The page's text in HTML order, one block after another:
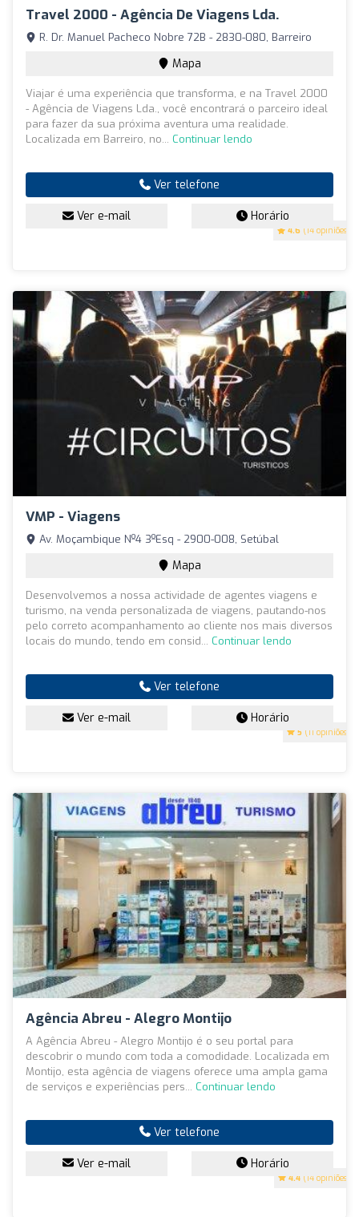
Travel 2000 - Agência De Viagens Lda.
4.6 (14 opiniões)
R. Dr. Manuel Pacheco Nobre 72B - 2830-080, Barreiro
Mapa
Viajar é uma experiência que transforma, e na Travel 2000
- Agência de Viagens Lda., você encontrará o parceiro ideal
para fazer da sua próxima aventura uma realidade.
Localizada em Barreiro, no... Continuar lendo
Ver telefone
Ver e-mail Horário
VMP - Viagens
5 (11 opiniões)
Av. Moçambique Nº4 3ºEsq - 2900-008, Setúbal
Mapa
Desenvolvemos a nossa actividade de agentes viagens e
turismo, na venda personalizada de viagens, pautando-nos
pelo correto acompanhamento ao cliente nos mais diversos
locais do mundo, tendo em consid... Continuar lendo
Ver telefone
Ver e-mail Horário
Agência Abreu - Alegro Montijo
4.4 (14 opiniões)
A Agência Abreu - Alegro Montijo é o seu portal para
descobrir o mundo com toda a comodidade. Localizada em
Montijo, esta agência de viagens oferece uma ampla gama
de serviços e experiências pers... Continuar lendo
Ver telefone
Ver e-mail Horário